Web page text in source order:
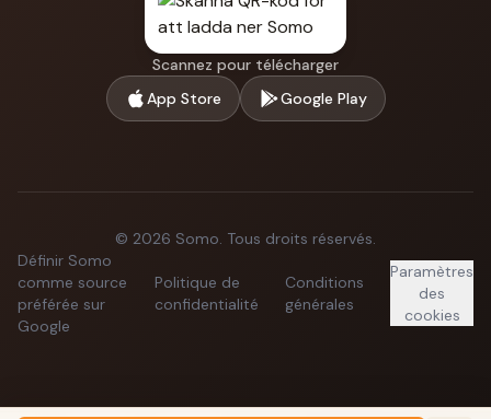
Scannez pour télécharger
App Store
Google Play
© 2026 Somo. Tous droits réservés.
Définir Somo
comme source
préférée sur
Google
Politique de
confidentialité
Conditions
générales
Paramètres
des
cookies